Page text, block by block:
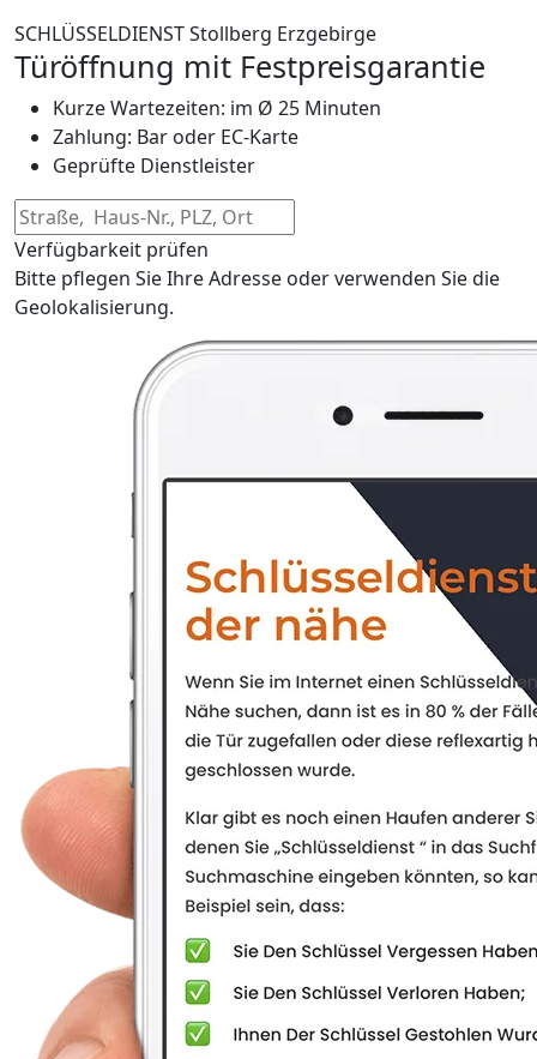
SCHLÜSSELDIENST Stollberg Erzgebirge
Türöffnung mit Festpreisgarantie
Kurze Wartezeiten: im Ø 25 Minuten
Zahlung: Bar oder EC-Karte
Geprüfte Dienstleister
Verfügbarkeit prüfen
Bitte pflegen Sie Ihre Adresse oder verwenden Sie die
Geolokalisierung.